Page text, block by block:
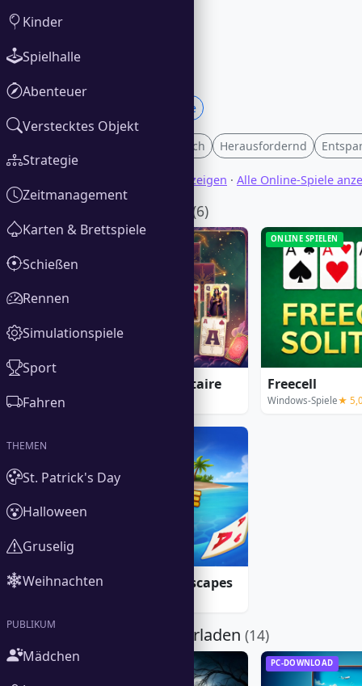
Karten- und Brettspiele
Geschichtenreich Herausfordernd
Alle Downloadspiele anzeigen · Alle Online-Spiele
(6)
ONLINE SPIELEN
Fortune's Deck Solitaire
ONLINE SPIELEN
Freecell
Windows-Spiele★ 5,0
Tripeaks Solitaire Escapes
Für PC herunterladen (14)
PC-DOWNLOAD PC-DOWNLOAD
Kinder
Spielhalle
Abenteuer
Verstecktes Objekt
Strategie
Zeitmanagement
Karten & Brettspiele
Schießen
Rennen
Simulationspiele
Sport
Fahren
THEMEN
St. Patrick's Day
Halloween
Gruselig
Weihnachten
PUBLIKUM
Mädchen